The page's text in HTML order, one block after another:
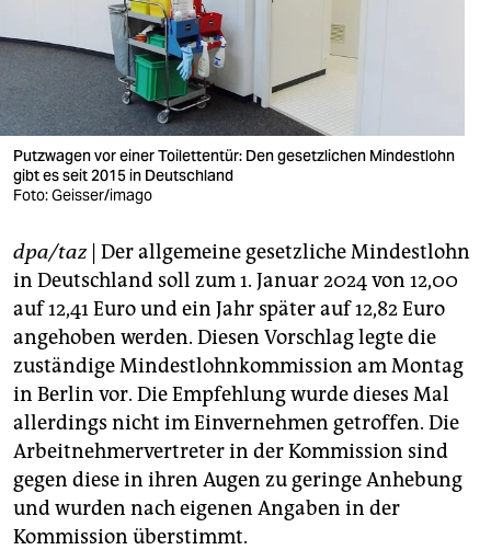
wahrheit
verlag
verlag
veranstaltungen
fragen & hilfe
unterstützen
abo
genossenschaft
epaper login
Putzwagen vor einer Toilettentür: Den gesetzlichen Mindestlohn
gibt es seit 2015 in Deutschland
Foto: Geisser/imago
dpa/taz| Der allgemeine gesetzliche Mindestlohn
in Deutschland soll zum 1. Januar 2024 von 12,00
auf 12,41 Euro und ein Jahr später auf 12,82 Euro
angehoben werden. Diesen Vorschlag legte die
zuständige Mindestlohnkommission am Montag
in Berlin vor. Die Empfehlung wurde dieses Mal
allerdings nicht im Einvernehmen getroffen. Die
Arbeitnehmervertreter in der Kommission sind
gegen diese in ihren Augen zu geringe Anhebung
und wurden nach eigenen Angaben in der
Kommission überstimmt.